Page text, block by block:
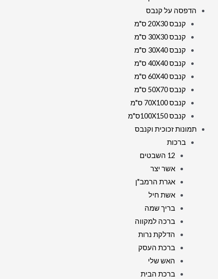
הדפסה על קנבס
קנבס 20X30 ס"מ
קנבס 30X30 ס"מ
קנבס 30X40 ס"מ
קנבס 40X40 ס"מ
קנבס 60X40 ס"מ
קנבס 50X70 ס"מ
קנבס 70X100 ס"מ
קנבס 100X150ס"מ
תמונות זכוכית וקנבס
ברכות
12 השבטים
אשר יצר
אגרת הרמב"ן
אשת חיל
בריך שמה
ברכה למקווה
הדלקת נרות
ברכת העסק
האש שלי
ברכת הבית